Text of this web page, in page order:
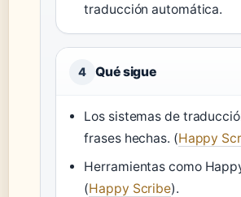
traducción automática.
4 Qué sigue
Los sistemas de
frases hechas. (Happy
Herramientas como
(Happy Scribe).